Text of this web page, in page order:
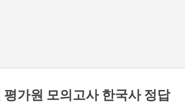
가원 모의고사 한국사 정답